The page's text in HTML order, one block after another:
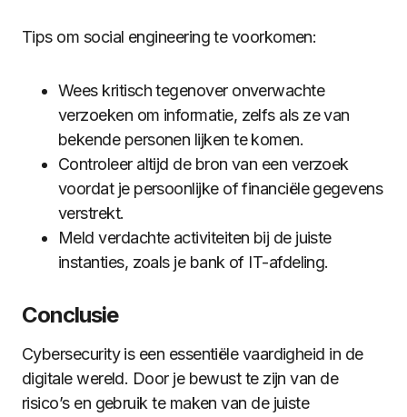
Tips om social engineering te voorkomen:
Wees kritisch tegenover onverwachte
verzoeken om informatie, zelfs als ze van
bekende personen lijken te komen.
Controleer altijd de bron van een verzoek
voordat je persoonlijke of financiële gegevens
verstrekt.
Meld verdachte activiteiten bij de juiste
instanties, zoals je bank of IT-afdeling.
Conclusie
Cybersecurity is een essentiële vaardigheid in de
digitale wereld. Door je bewust te zijn van de
risico’s en gebruik te maken van de juiste